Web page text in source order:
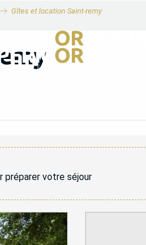
Gîtes et location Saint-remy
préparer votre séjour